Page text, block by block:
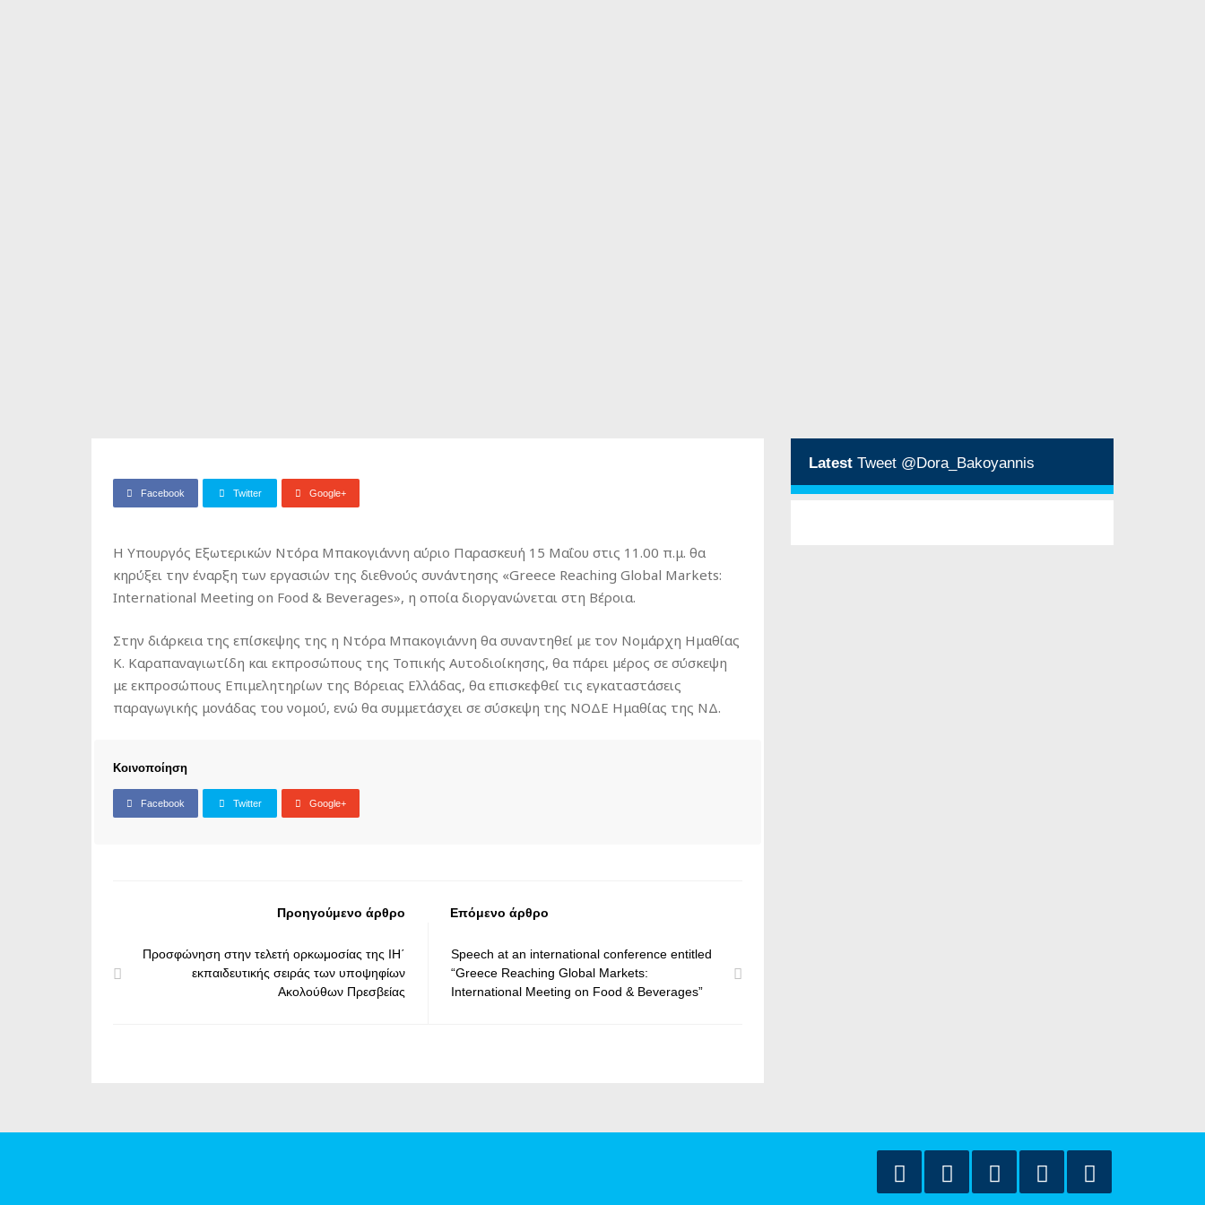
Facebook Twitter Google+
Η Υπουργός Εξωτερικών Ντόρα Μπακογιάννη αύριο Παρασκευή 15 Μαΐου στις 11.00 π.μ. θα
κηρύξει την έναρξη των εργασιών της διεθνούς συνάντησης «Greece Reaching Global Markets:
International Meeting on Food & Beverages», η οποία διοργανώνεται στη Βέροια.
Στην διάρκεια της επίσκεψης της η Ντόρα Μπακογιάννη θα συναντηθεί με τον Νομάρχη Ημαθίας
Κ. Καραπαναγιωτίδη και εκπροσώπους της Τοπικής Αυτοδιοίκησης, θα πάρει μέρος σε σύσκεψη
με εκπροσώπους Επιμελητηρίων της Βόρειας Ελλάδας, θα επισκεφθεί τις εγκαταστάσεις
παραγωγικής μονάδας του νομού, ενώ θα συμμετάσχει σε σύσκεψη της ΝΟΔΕ Ημαθίας της ΝΔ.
Κοινοποίηση
Facebook Twitter Google+
Προηγούμενο άρθρο
Προσφώνηση στην τελετή ορκωμοσίας της ΙΗ΄
εκπαιδευτικής σειράς των υποψηφίων
Ακολούθων Πρεσβείας
Επόμενο άρθρο
Speech at an international conference entitled
“Greece Reaching Global Markets:
International Meeting on Food & Beverages”
Latest Tweet @Dora_Bakoyannis